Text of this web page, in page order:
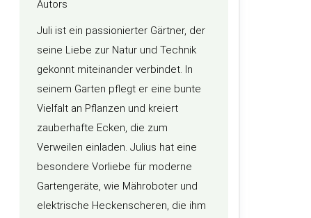
Juli ist ein passionierter Gärtner, der
seine Liebe zur Natur und Technik
gekonnt miteinander verbindet. In
seinem Garten pflegt er eine bunte
Vielfalt an Pflanzen und kreiert
zauberhafte Ecken, die zum
Verweilen einladen. Julius hat eine
besondere Vorliebe für moderne
Gartengeräte, wie Mähroboter und
elektrische Heckenscheren, die ihm